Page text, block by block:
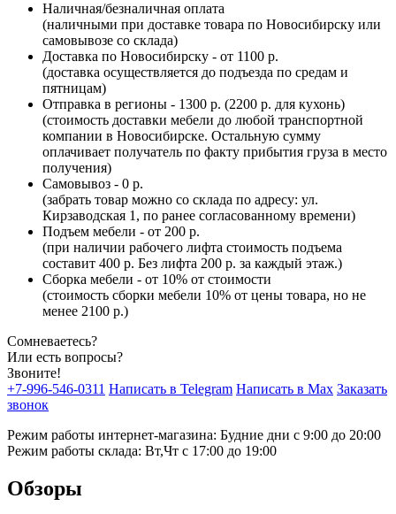
Наличная/безналичная оплата
(наличными при доставке товара по Новосибирску или
самовывозе со склада)
Доставка по Новосибирску - от 1100 р.
(доставка осуществляется до подъезда по средам и
пятницам)
Отправка в регионы - 1300 р. (2200 р. для кухонь)
(стоимость доставки мебели до любой транспортной
компании в Новосибирске. Остальную сумму
оплачивает получатель по факту прибытия груза в место
получения)
Самовывоз - 0 р.
(забрать товар можно со склада по адресу: ул.
Кирзаводская 1, по ранее согласованному времени)
Подъем мебели - от 200 р.
(при наличии рабочего лифта стоимость подъема
составит 400 р. Без лифта 200 р. за каждый этаж.)
Сборка мебели - от 10% от стоимости
(стоимость сборки мебели 10% от цены товара, но не
менее 2100 р.)
Сомневаетесь?
Или есть вопросы?
Звоните!
+7-996-546-0311 Написать в Telegram Написать в Max Заказать
звонок
Режим работы интернет-магазина: Будние дни с 9:00 до 20:00
Режим работы склада: Вт,Чт с 17:00 до 19:00
Обзоры